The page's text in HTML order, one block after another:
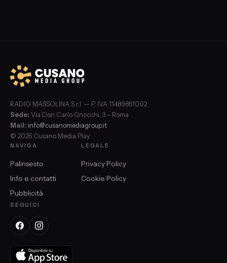
RADIO MASSOLINA S.r.l. — P. IVA 11489861002
Sede: Via Don Carlo Gnocchi, 3 – Roma
Mail: info@cusanomediagroup.it
© 2026 Cusano Media Play
NAVIGA
Palinsesto
Info e contatti
Pubblicità
LEGALE
Privacy Policy
Cookie Policy
SEGUICI